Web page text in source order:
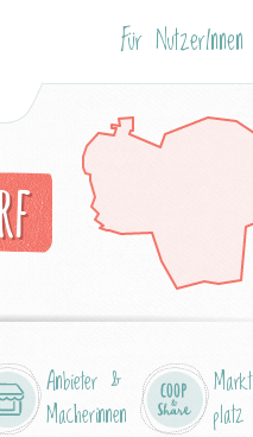
Für NutzerInnen
Anbieter &
Macherinnen
Markt
platz